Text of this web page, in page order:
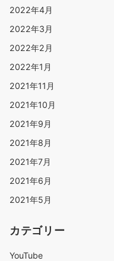
2022年4月
2022年3月
2022年2月
2022年1月
2021年11月
2021年10月
2021年9月
2021年8月
2021年7月
2021年6月
2021年5月
カテゴリー
YouTube